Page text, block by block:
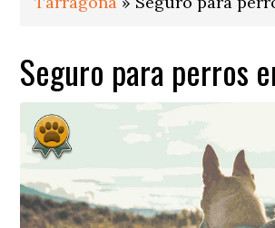
Seguro para perros